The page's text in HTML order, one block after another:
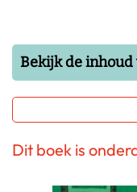
Bekijk de
Dit boek is